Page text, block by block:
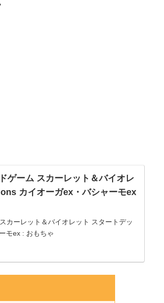
ゲーム スカーレット＆バイオレ
カイオーガex・バシャーモex
カーレット＆バイオレット スタートデッ
モex : おもちゃ